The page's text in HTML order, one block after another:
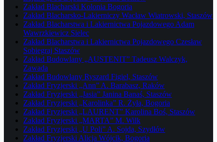
Zakład Blacharski Kolonia Bogoria
Zakład Blacharsko-Lakierniczy Wacław Wiatrowski, Staszów
Zakład Blacharstwa i Lakiernictwa Pojazdowego Adam
Wawrzkiewicz Sielec
Zakład Blacharstwa i Lakiernictwa Pojazdowego Czesław
Sobiegraj Staszów
Zakład Budowlany „AUSTENIT” Tadeusz Walczyk,
Zawada
Zakład Budowlany Ryszard Figiel, Staszów
Zakład Fryzjerski „Ann” A. Barabasz, Raków
Zakład Fryzjerski „Jasia” Janina Banaś, Staszów
Zakład Fryzjerski „Karolinka” R. Żyła, Bogoria
Zakład Fryzjerski „LAURENT” Karolina Boś, Staszów
Zakład Fryzjerski „MARTA” M. Wilk
Zakład Fryzjerski „U Poli” A. Sojda, Szydłów
Zakład Fryzjerski Alicja Wójcik, Bogoria